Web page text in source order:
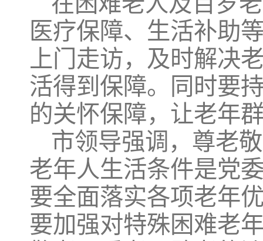
医疗保障、生活补助
上门走访，及时解决
活得到保障。同时要
的关怀保障，让老年
市领导强调，尊老
老年人生活条件是党
要全面落实各项老年
要加强对特殊困难老